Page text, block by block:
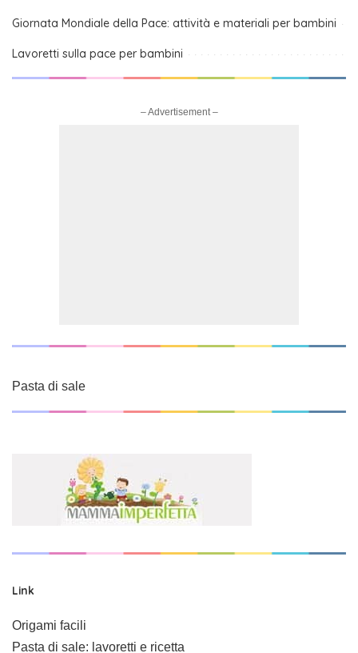
Giornata Mondiale della Pace: attività e materiali per bambini
Lavoretti sulla pace per bambini
– Advertisement –
Pasta di sale
Link
Origami facili
Pasta di sale: lavoretti e ricetta